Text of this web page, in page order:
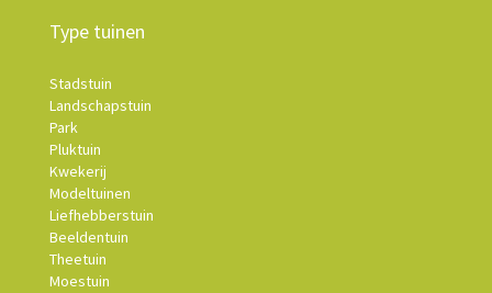
Type tuinen
Stadstuin
Landschapstuin
Park
Pluktuin
Kwekerij
Modeltuinen
Liefhebberstuin
Beeldentuin
Theetuin
Moestuin